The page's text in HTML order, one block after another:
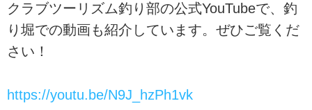
クラブツーリズム釣り部の公式YouTubeで、釣
り堀での動画も紹介しています。ぜひご覧くだ
さい！
https://youtu.be/N9J_hzPh1vk